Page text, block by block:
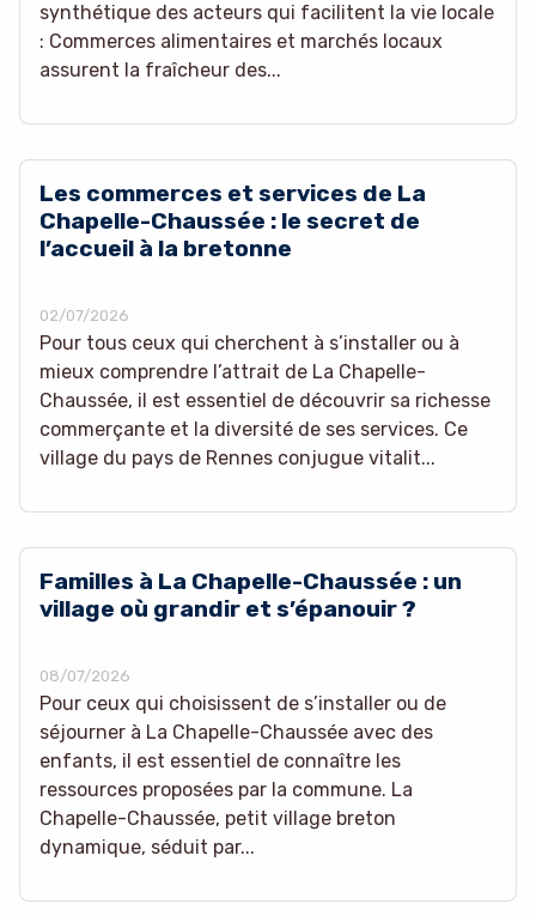
synthétique des acteurs qui facilitent la vie locale
: Commerces alimentaires et marchés locaux
assurent la fraîcheur des...
Les commerces et services de La
Chapelle-Chaussée : le secret de
l’accueil à la bretonne
02/07/2026
Pour tous ceux qui cherchent à s’installer ou à
mieux comprendre l’attrait de La Chapelle-
Chaussée, il est essentiel de découvrir sa richesse
commerçante et la diversité de ses services. Ce
village du pays de Rennes conjugue vitalit...
Familles à La Chapelle-Chaussée : un
village où grandir et s’épanouir ?
08/07/2026
Pour ceux qui choisissent de s’installer ou de
séjourner à La Chapelle-Chaussée avec des
enfants, il est essentiel de connaître les
ressources proposées par la commune. La
Chapelle-Chaussée, petit village breton
dynamique, séduit par...